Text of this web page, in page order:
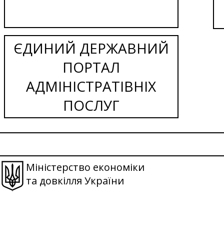
ЄДИНИЙ ДЕРЖАВНИЙ
ПОРТАЛ
АДМІНІСТРАТІВНІХ
ПОСЛУГ
Міністерство економіки
та довкілля України